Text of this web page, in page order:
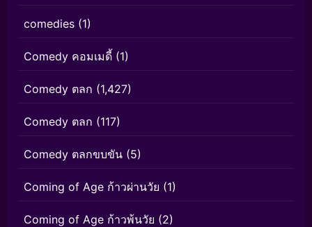
comedies (1)
Comedy คอมเมดี้ (1)
Comedy ตลก (1,427)
Comedy ตลก (117)
Comedy ตลกขบขัน (5)
Coming of Age ก้าวผ่านวัย (1)
Coming of Age ก้าวพ้นวัย (2)